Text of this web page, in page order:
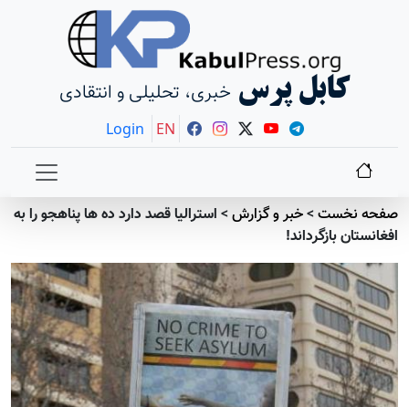
کابل پرس خبری، تحلیلی و انتقادی
Login EN
صفحه نخست>خبر و گزارش> استرالیا قصد دارد ده ها پناهجو را به
افغانستان بازگرداند!